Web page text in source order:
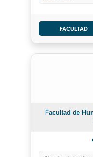
FACULTAD
Facultad de